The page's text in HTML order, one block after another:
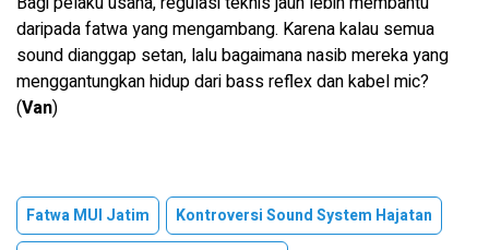
daripada fatwa yang mengambang. Karena kalau semua
sound dianggap setan, lalu bagaimana nasib mereka yang
menggantungkan hidup dari bass reflex dan kabel mic?
(Van)
Fatwa MUI Jatim
Kontroversi Sound System Hajatan